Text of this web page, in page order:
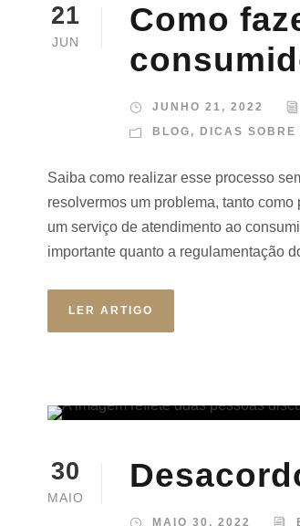
21
JUN
Como
JUNHO 21, 2022
BLOG , DICAS SOBRE
Saiba como realizar esse processo
resolvermos um problema, tanto
um serviço de atendimento ao
importante quanto a regulamentação
LER ARTIGO
30
MAIO
MAIO 30, 2022